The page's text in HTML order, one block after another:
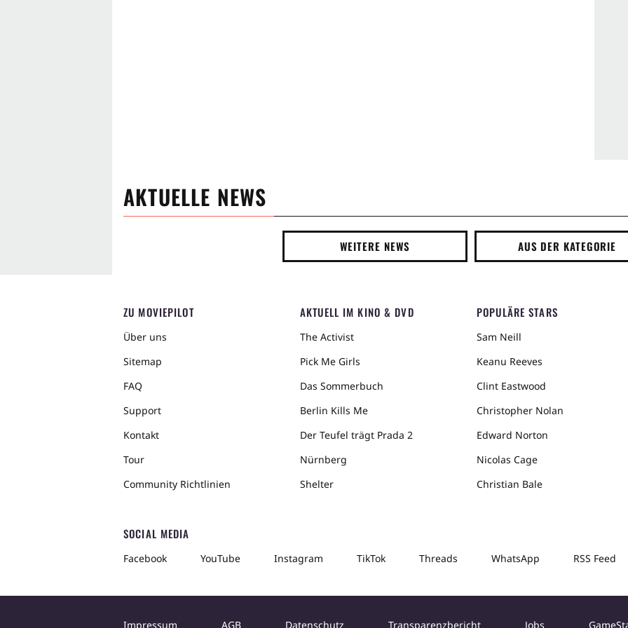
AKTUELLE NEWS
WEITERE NEWS AUS DER KATEGORIE
ZU MOVIEPILOT
Über uns
Sitemap
FAQ
Support
Kontakt
Tour
Community Richtlinien
AKTUELL IM KINO & DVD
The Activist
Pick Me Girls
Das Sommerbuch
Berlin Kills Me
Der Teufel trägt Prada 2
Nürnberg
Shelter
POPULÄRE STARS
Sam Neill
Keanu Reeves
Clint Eastwood
Christopher Nolan
Edward Norton
Nicolas Cage
Christian Bale
SOCIAL MEDIA
Facebook YouTube Instagram TikTok Threads WhatsApp RSS Feed
Impressum AGB Datenschutz Transparenzbericht Jobs